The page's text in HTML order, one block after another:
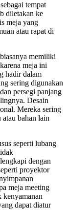
tempat
diletakan ke
meja yang
atau rapat di
memiliki
meja ini
hadir dalam
sering digunakan
persegi panjang
Desain
Mereka sering
bahan lain
seperti lubang
dengan
proyektor
meja meeting
kenyamanan
dapat diatur